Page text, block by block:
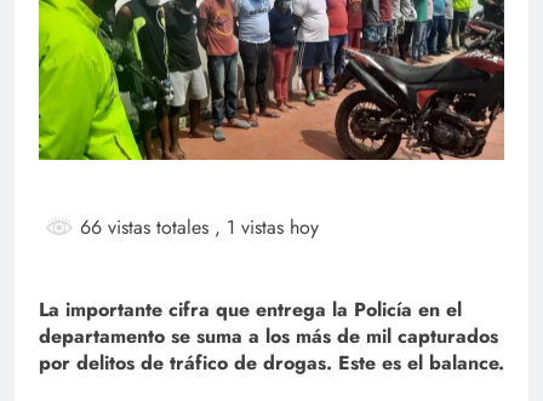
66 vistas totales , 1 vistas hoy
La importante cifra que entrega la Policía en el
departamento se suma a los más de mil capturados
por delitos de tráfico de drogas. Este es el balance.